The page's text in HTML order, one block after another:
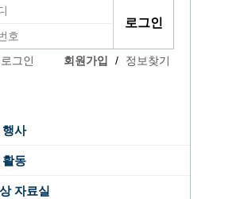
그인 회원가입 / 정보찾기
사
동
자료실